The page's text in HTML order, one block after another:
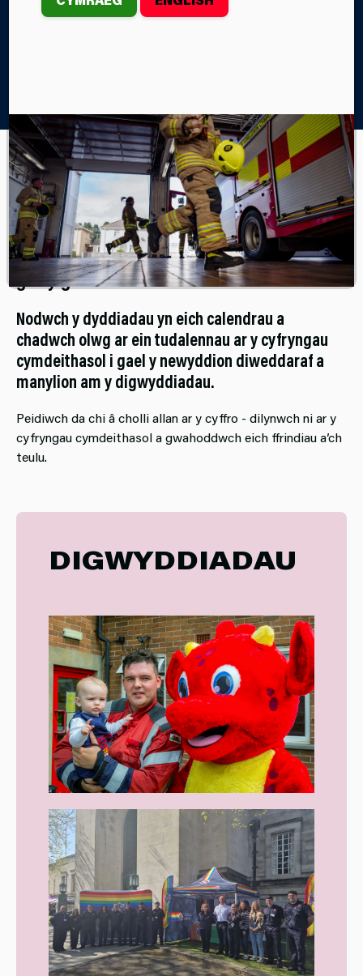
Mae yna groeso cynnes i bawb yn ein
digwyddiadau cymunedol, gan gynnig cyfle
gwych i chi gysylltu â’ch diffoddwyr tân
lleol a chefnogi’r digwyddiadau a arweinir
gan y gorsafoedd.
Nodwch y dyddiadau yn eich calendrau a
chadwch olwg ar ein tudalennau ar y cyfryngau
cymdeithasol i gael y newyddion diweddaraf a
manylion am y digwyddiadau.
Peidiwch da chi â cholli allan ar y cyffro - dilynwch ni ar y
cyfryngau cymdeithasol a gwahoddwch eich ffrindiau a’ch
teulu.
DIGWYDDIADAU